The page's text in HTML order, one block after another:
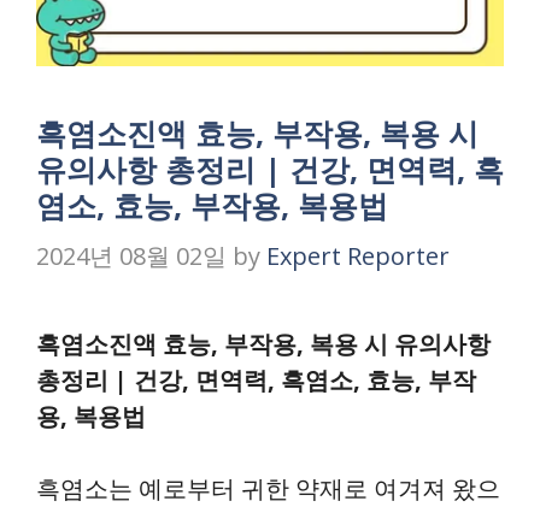
흑염소진액 효능, 부작용, 복용 시
유의사항 총정리 | 건강, 면역력, 흑
염소, 효능, 부작용, 복용법
2024년 08월 02일 by Expert Reporter
흑염소진액 효능, 부작용, 복용 시 유의사항
총정리 | 건강, 면역력, 흑염소, 효능, 부작
용, 복용법
흑염소는 예로부터 귀한 약재로 여겨져 왔으